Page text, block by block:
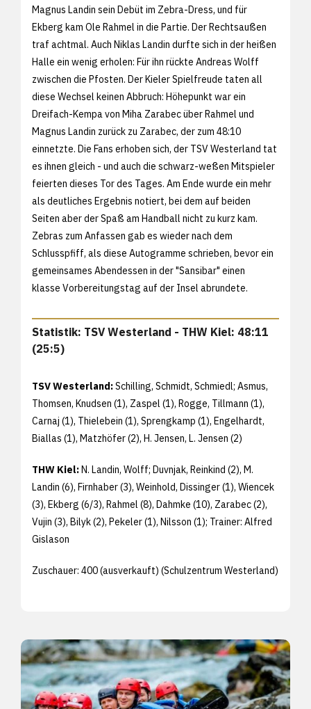
Magnus Landin sein Debüt im Zebra-Dress, und für
Ekberg kam Ole Rahmel in die Partie. Der Rechtsaußen
traf achtmal. Auch Niklas Landin durfte sich in der heißen
Halle ein wenig erholen: Für ihn rückte Andreas Wolff
zwischen die Pfosten. Der Kieler Spielfreude taten all
diese Wechsel keinen Abbruch: Höhepunkt war ein
Dreifach-Kempa von Miha Zarabec über Rahmel und
Magnus Landin zurück zu Zarabec, der zum 48:10
einnetzte. Die Fans erhoben sich, der TSV Westerland tat
es ihnen gleich - und auch die schwarz-weßen Mitspieler
feierten dieses Tor des Tages. Am Ende wurde ein mehr
als deutliches Ergebnis notiert, bei dem auf beiden
Seiten aber der Spaß am Handball nicht zu kurz kam.
Zebras zum Anfassen gab es wieder nach dem
Schlusspfiff, als diese Autogramme schrieben, bevor ein
gemeinsames Abendessen in der "Sansibar" einen
klasse Vorbereitungstag auf der Insel abrundete.
Statistik: TSV Westerland - THW Kiel: 48:11
(25:5)
TSV Westerland:Schilling, Schmidt, Schmiedl; Asmus,
Thomsen, Knudsen (1), Zaspel (1), Rogge, Tillmann (1),
Carnaj (1), Thielebein (1), Sprengkamp (1), Engelhardt,
Biallas (1), Matzhöfer (2), H. Jensen, L. Jensen (2)
THW Kiel:N. Landin, Wolff; Duvnjak, Reinkind (2), M.
Landin (6), Firnhaber (3), Weinhold, Dissinger (1), Wiencek
(3), Ekberg (6/3), Rahmel (8), Dahmke (10), Zarabec (2),
Vujin (3), Bilyk (2), Pekeler (1), Nilsson (1); Trainer: Alfred
Gislason
Zuschauer: 400 (ausverkauft) (Schulzentrum Westerland)